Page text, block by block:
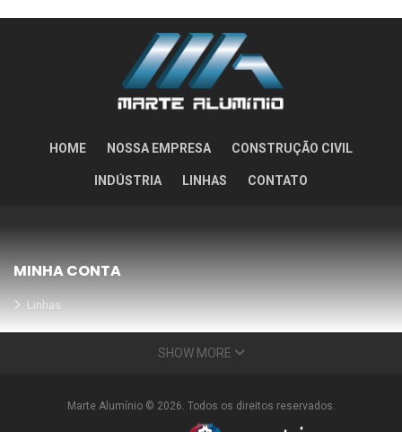
HOME NOSSA EMPRESA CONSTRUÇÃO CIVIL
INDÚSTRIA LINHAS CONTATO
MINHA CONTA
Linhas
Meus Orçamentos
Condições Especiais
SHOW MORE
Marte Alumínio © 2026. Todos os direitos reservados.